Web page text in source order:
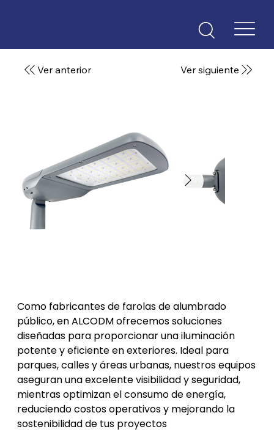
Ver anterior Ver siguiente
Como fabricantes de farolas de alumbrado
público, en ALCODM ofrecemos soluciones
diseñadas para proporcionar una iluminación
potente y eficiente en exteriores. Ideal para
parques, calles y áreas urbanas, nuestros equipos
aseguran una excelente visibilidad y seguridad,
mientras optimizan el consumo de energía,
reduciendo costos operativos y mejorando la
sostenibilidad de tus proyectos